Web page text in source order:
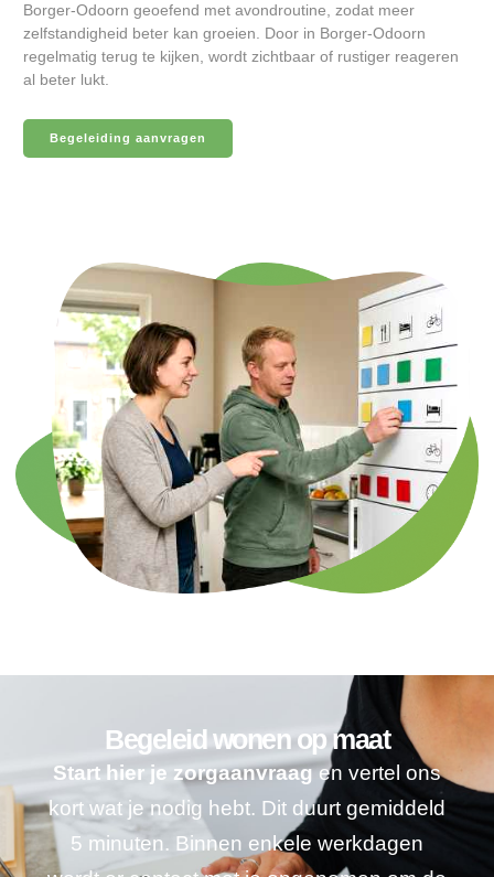
Borger-Odoorn geoefend met avondroutine, zodat meer
zelfstandigheid beter kan groeien. Door in Borger-Odoorn
regelmatig terug te kijken, wordt zichtbaar of rustiger reageren
al beter lukt.
Begeleiding aanvragen
Begeleid wonen op maat
Start hier je zorgaanvraagen vertel ons
kort wat je nodig hebt. Dit duurt gemiddeld
5 minuten. Binnen enkele werkdagen